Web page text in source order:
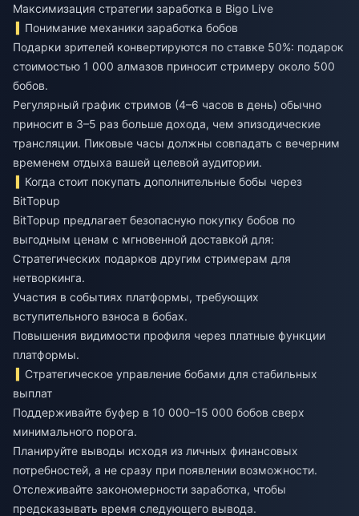
Максимизация стратегии заработка в Bigo Live
Понимание механики заработка бобов
Подарки зрителей конвертируются по ставке 50%: подарок
стоимостью 1 000 алмазов приносит стримеру около 500
бобов.
Регулярный график стримов (4–6 часов в день) обычно
приносит в 3–5 раз больше дохода, чем эпизодические
трансляции. Пиковые часы должны совпадать с вечерним
временем отдыха вашей целевой аудитории.
Когда стоит покупать дополнительные бобы через
BitTopup
BitTopup предлагает безопасную покупку бобов по
выгодным ценам с мгновенной доставкой для:
Стратегических подарков другим стримерам для
нетворкинга.
Участия в событиях платформы, требующих
вступительного взноса в бобах.
Повышения видимости профиля через платные функции
платформы.
Стратегическое управление бобами для стабильных
выплат
Поддерживайте буфер в 10 000–15 000 бобов сверх
минимального порога.
Планируйте выводы исходя из личных финансовых
потребностей, а не сразу при появлении возможности.
Отслеживайте закономерности заработка, чтобы
предсказывать время следующего вывода.